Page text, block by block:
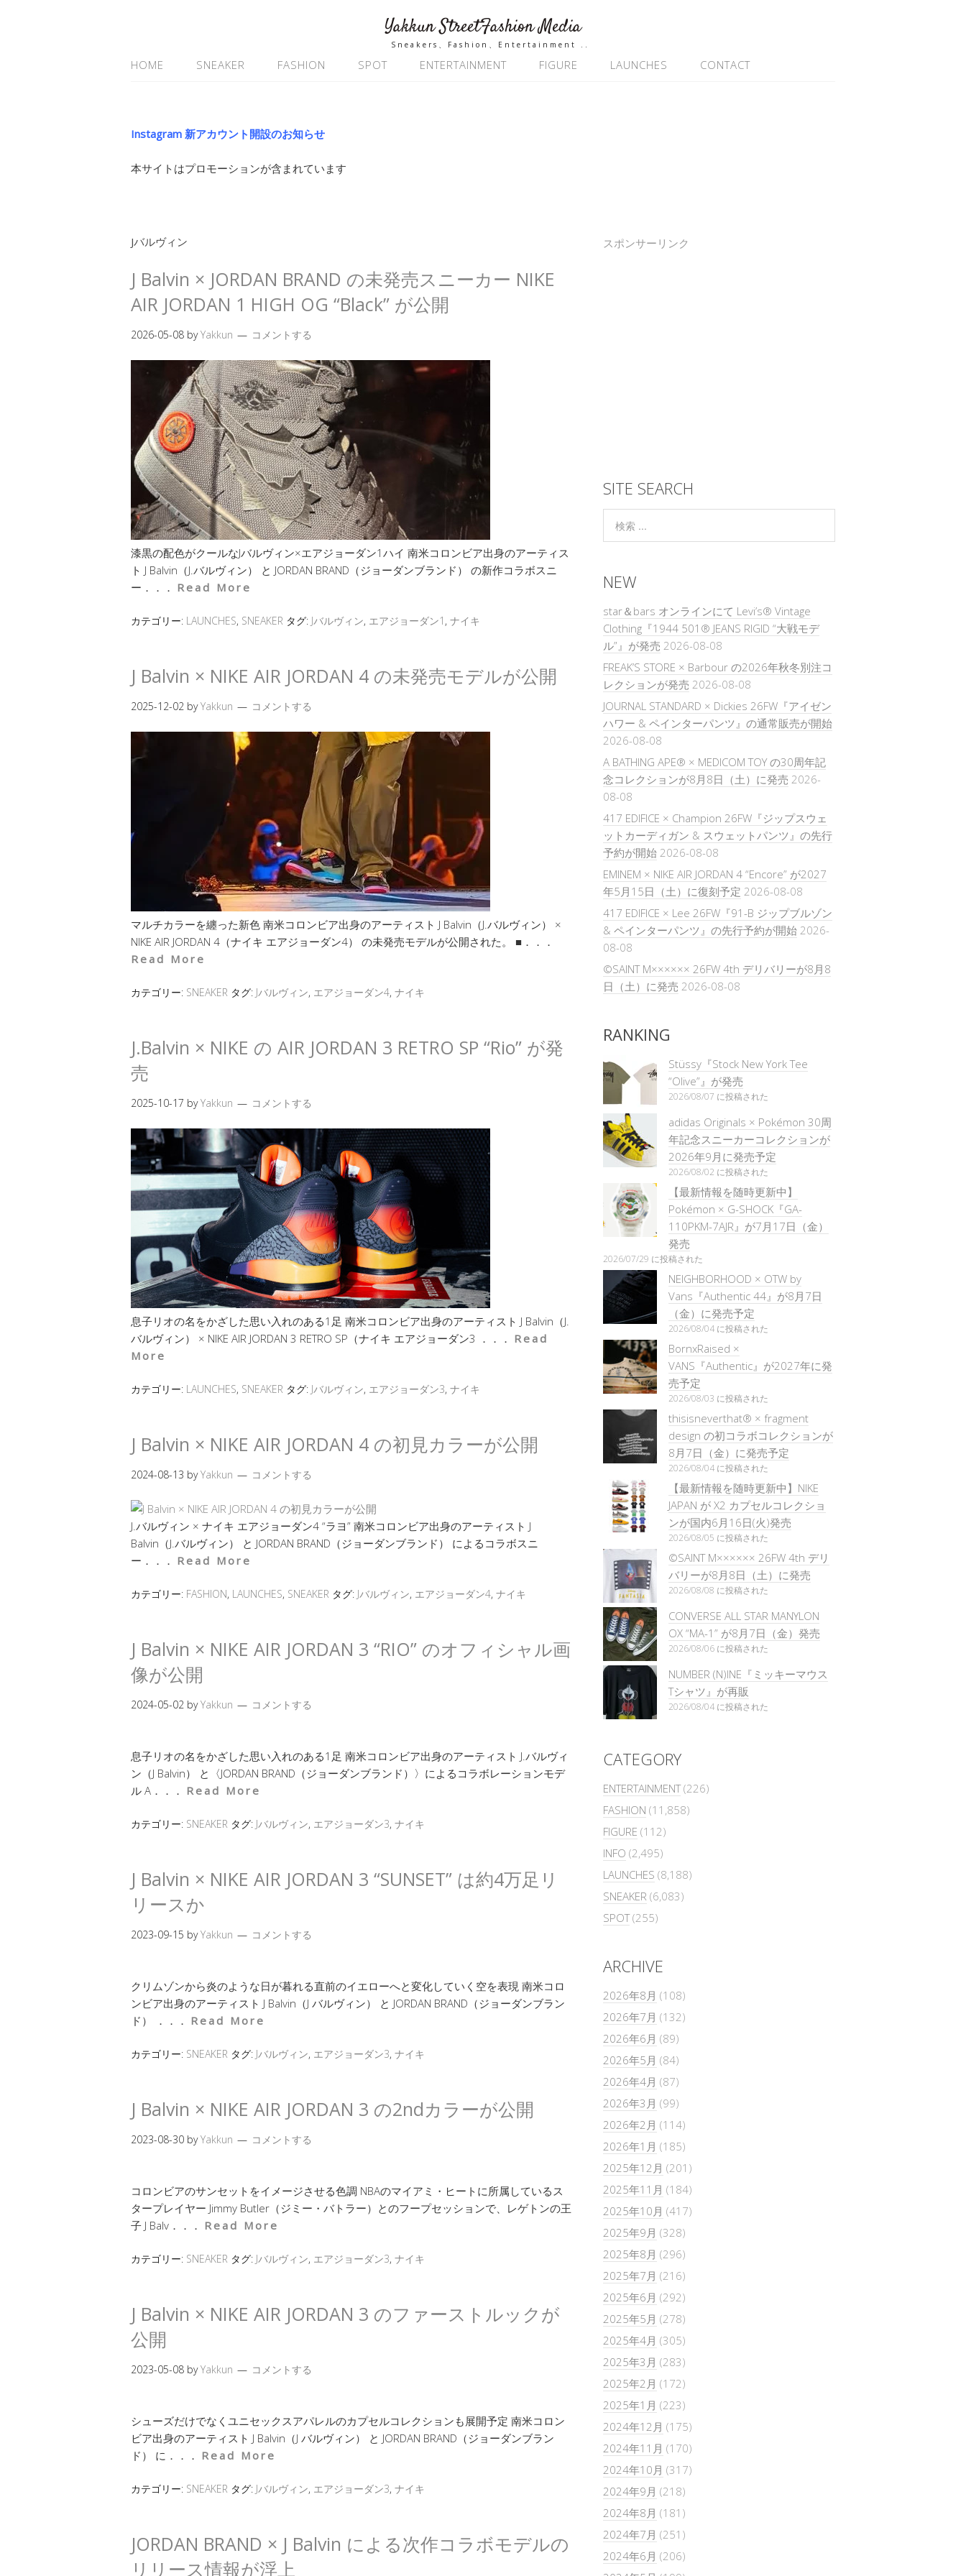
Yakkun StreetFashion Media
Sneakers、Fashion、Entertainment ..
HOME SNEAKER FASHION SPOT ENTERTAINMENT FIGURE LAUNCHES CONTACT
Instagram 新アカウント開設のお知らせ
本サイトはプロモーションが含まれています
Jバルヴィン
J Balvin × JORDAN BRAND の未発売スニーカー NIKE
AIR JORDAN 1 HIGH OG “Black” が公開
2026-05-08 byYakkun コメントする
漆黒の配色がクールなJバルヴィン×エアジョーダン1ハイ 南米コロンビア出身のアーティス
ト J Balvin（J.バルヴィン） と JORDAN BRAND（ジョーダンブランド） の新作コラボスニ
ー．．． Read More
カテゴリー: LAUNCHES, SNEAKER タグ: Jバルヴィン, エアジョーダン1 , ナイキ
J Balvin × NIKE AIR JORDAN 4 の未発売モデルが公開
2025-12-02 byYakkun コメントする
マルチカラーを纏った新色 南米コロンビア出身のアーティスト J Balvin（J.バルヴィン） ×
NIKE AIR JORDAN 4（ナイキ エアジョーダン4） の未発売モデルが公開された。 ■．．．
Read More
カテゴリー: SNEAKER タグ: Jバルヴィン, エアジョーダン4, ナイキ
J.Balvin × NIKE の AIR JORDAN 3 RETRO SP “Rio” が発
売
2025-10-17 byYakkun コメントする
息子リオの名をかざした思い入れのある1足 南米コロンビア出身のアーティスト J Balvin（J.
バルヴィン） × NIKE AIR JORDAN 3 RETRO SP（ナイキ エアジョーダン3 ．．． Read
More
カテゴリー: LAUNCHES, SNEAKER タグ: Jバルヴィン, エアジョーダン3, ナイキ
J Balvin × NIKE AIR JORDAN 4 の初見カラーが公開
2024-08-13 byYakkun コメントする
J.バルヴィン × ナイキ エアジョーダン4 “ラヨ” 南米コロンビア出身のアーティスト J
Balvin（J.バルヴィン） と JORDAN BRAND（ジョーダンブランド） によるコラボスニ
ー．．． Read More
カテゴリー: FASHION, LAUNCHES, SNEAKER タグ: Jバルヴィン, エアジョーダン4, ナイキ
J Balvin × NIKE AIR JORDAN 3 “RIO” のオフィシャル画
像が公開
2024-05-02 byYakkun コメントする
息子リオの名をかざした思い入れのある1足 南米コロンビア出身のアーティスト J.バルヴィ
ン（J Balvin） と〈JORDAN BRAND（ジョーダンブランド）〉によるコラボレーションモデ
ル A．．． Read More
カテゴリー: SNEAKER タグ: Jバルヴィン, エアジョーダン3, ナイキ
J Balvin × NIKE AIR JORDAN 3 “SUNSET” は約4万足リ
リースか
2023-09-15 byYakkun コメントする
クリムゾンから炎のような日が暮れる直前のイエローへと変化していく空を表現 南米コロ
ンビア出身のアーティスト J Balvin（J バルヴィン） と JORDAN BRAND（ジョーダンブラン
ド） ．．． Read More
カテゴリー: SNEAKER タグ: Jバルヴィン, エアジョーダン3, ナイキ
J Balvin × NIKE AIR JORDAN 3 の2ndカラーが公開
2023-08-30 byYakkun コメントする
コロンビアのサンセットをイメージさせる色調 NBAのマイアミ・ヒートに所属しているス
タープレイヤー Jimmy Butler（ジミー・バトラー）とのフープセッションで、レゲトンの王
子 J Balv．．． Read More
カテゴリー: SNEAKER タグ: Jバルヴィン, エアジョーダン3, ナイキ
J Balvin × NIKE AIR JORDAN 3 のファーストルックが
公開
2023-05-08 byYakkun コメントする
シューズだけでなくユニセックスアパレルのカプセルコレクションも展開予定 南米コロン
ビア出身のアーティスト J Balvin（J バルヴィン） と JORDAN BRAND（ジョーダンブラン
ド） に．．． Read More
カテゴリー: SNEAKER タグ: Jバルヴィン, エアジョーダン3, ナイキ
JORDAN BRAND × J Balvin による次作コラボモデルの
リリース情報が浮上
スポンサーリンク
SITE SEARCH
NEW
star＆bars オンラインにて Levi’s® Vintage
Clothing『1944 501® JEANS RIGID “大戦モデ
ル”』が発売 2026-08-08
FREAK’S STORE × Barbour の2026年秋冬別注コ
レクションが発売 2026-08-08
JOURNAL STANDARD × Dickies 26FW『アイゼン
ハワー & ペインターパンツ』の通常販売が開始
2026-08-08
A BATHING APE® × MEDICOM TOY の30周年記
念コレクションが8月8日（土）に発売 2026-
08-08
417 EDIFICE × Champion 26FW『ジップスウェ
ットカーディガン & スウェットパンツ』の先行
予約が開始 2026-08-08
EMINEM × NIKE AIR JORDAN 4 “Encore” が2027
年5月15日（土）に復刻予定 2026-08-08
417 EDIFICE × Lee 26FW『91-B ジップブルゾン
& ペインターパンツ』の先行予約が開始 2026-
08-08
©SAINT M×××××× 26FW 4th デリバリーが8月8
日（土）に発売 2026-08-08
RANKING
Stüssy『Stock New York Tee
“Olive”』が発売
2026/08/07 に投稿された
adidas Originals × Pokémon 30周
年記念スニーカーコレクションが
2026年9月に発売予定
2026/08/02 に投稿された
【最新情報を随時更新中】
Pokémon × G-SHOCK『GA-
110PKM-7AJR』が7月17日（金）
発売
2026/07/29 に投稿された
NEIGHBORHOOD × OTW by
Vans『Authentic 44』が8月7日
（金）に発売予定
2026/08/04 に投稿された
BornxRaised ×
VANS『Authentic』が2027年に発
売予定
2026/08/03 に投稿された
thisisneverthat® × fragment
design の初コラボコレクションが
8月7日（金）に発売予定
2026/08/04 に投稿された
【最新情報を随時更新中】NIKE
JAPAN が X2 カプセルコレクショ
ンが国内6月16日(火)発売
2026/08/05 に投稿された
©SAINT M×××××× 26FW 4th デリ
バリーが8月8日（土）に発売
2026/08/08 に投稿された
CONVERSE ALL STAR MANYLON
OX “MA-1” が8月7日（金）発売
2026/08/06 に投稿された
NUMBER (N)INE『ミッキーマウス
Tシャツ』が再販
2026/08/04 に投稿された
CATEGORY
ENTERTAINMENT(226)
FASHION (11,858)
FIGURE (112)
INFO (2,495)
LAUNCHES (8,188)
SNEAKER (6,083)
SPOT(255)
ARCHIVE
2026年8月 (108)
2026年7月 (132)
2026年6月 (89)
2026年5月 (84)
2026年4月 (87)
2026年3月 (99)
2026年2月 (114)
2026年1月 (185)
2025年12月 (201)
2025年11月 (184)
2025年10月 (417)
2025年9月 (328)
2025年8月 (296)
2025年7月 (216)
2025年6月 (292)
2025年5月 (278)
2025年4月 (305)
2025年3月 (283)
2025年2月 (172)
2025年1月 (223)
2024年12月 (175)
2024年11月 (170)
2024年10月 (317)
2024年9月 (218)
2024年8月 (181)
2024年7月 (251)
2024年6月 (206)